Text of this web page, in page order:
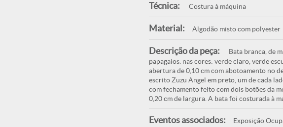
Técnica: Costura à máquina
Material: Algodão misto com polyester
Descrição da peça:
Bata branca, de
papagaios. nas cores: verde claro, verde
abertura de 0,10 cm com abotoamento no
escrito Zuzu Angel em preto, um de cada
com fechamento feito com dois botões da
0,20 cm de largura. A bata foi costurada à
Eventos associados: Exposição